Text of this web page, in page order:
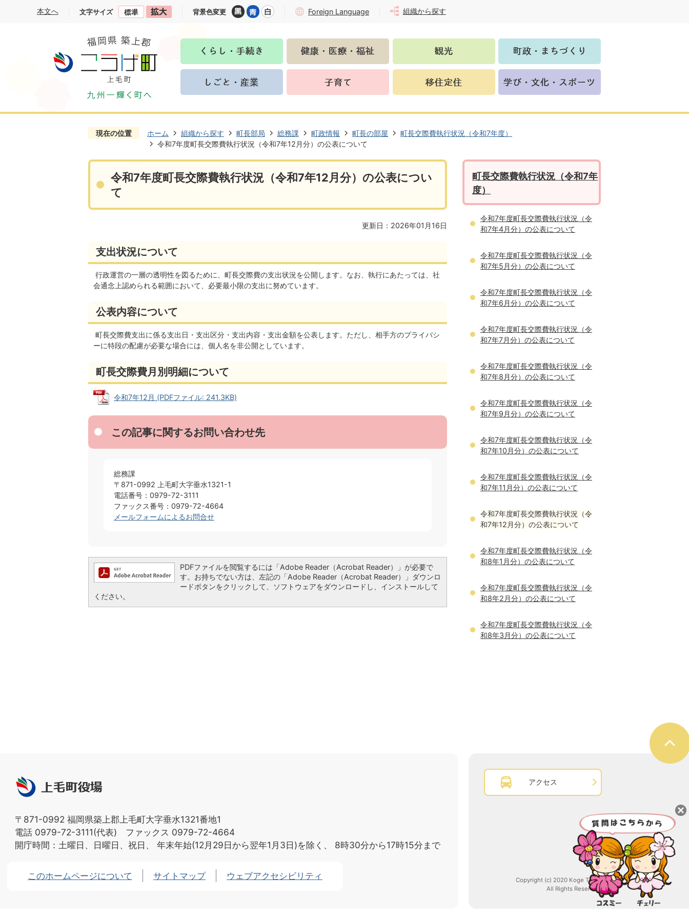
本文へ 文字サイズ 背景色変更 Foreign Language 組織から探す
現在の位置 ホーム 組織から探す 町長部局 総務課 町政情報 町長の部屋
町長交際費執行状況（令和7年度）
令和7年度町長交際費執行状況（令和7年12月分）の公表について
令和7年度町長交際費執行状況（令和7年12月分）の公表につい
て
更新日：2026年01月16日
支出状況について
行政運営の一層の透明性を図るために、町長交際費の支出状況を公開します。なお、執行にあたっては、社
会通念上認められる範囲において、必要最小限の支出に努めています。
公表内容について
町長交際費支出に係る支出日・支出区分・支出内容・支出金額を公表します。ただし、相手方のプライバシ
ーに特段の配慮が必要な場合には、個人名を非公開としています。
町長交際費月別明細について
令和7年12月 (PDFファイル: 241.3KB)
この記事に関するお問い合わせ先
総務課
〒871-0992 上毛町大字垂水1321-1
電話番号：0979-72-3111
ファックス番号：0979-72-4664
メールフォームによるお問合せ
PDFファイルを閲覧するには「Adobe Reader（Acrobat Reader）」が必要で
す。お持ちでない方は、左記の「Adobe Reader（Acrobat Reader）」ダウンロ
ードボタンをクリックして、ソフトウェアをダウンロードし、インストールして
ください。
町長交際費執行状況（令和7年
度）
令和7年度町長交際費執行状況（令
和7年4月分）の公表について
令和7年度町長交際費執行状況（令
和7年5月分）の公表について
令和7年度町長交際費執行状況（令
和7年6月分）の公表について
令和7年度町長交際費執行状況（令
和7年7月分）の公表について
令和7年度町長交際費執行状況（令
和7年8月分）の公表について
令和7年度町長交際費執行状況（令
和7年9月分）の公表について
令和7年度町長交際費執行状況（令
和7年10月分）の公表について
令和7年度町長交際費執行状況（令
和7年11月分）の公表について
令和7年度町長交際費執行状況（令
和7年12月分）の公表について
令和7年度町長交際費執行状況（令
和8年1月分）の公表について
令和7年度町長交際費執行状況（令
和8年2月分）の公表について
令和7年度町長交際費執行状況（令
和8年3月分）の公表について
上
毛
役
場
〒871-0992 福岡県築上郡上毛町大字垂水1321番地1
電話 0979-72-3111(代表) ファックス 0979-72-4664
開庁時間：土曜日、日曜日、祝日、
年末年始(12月29日から翌年1月3日)を除く、 8時30分から17時15分まで
このホームページについて サイトマップ ウェブアクセシビリティ
アクセス
Copyright (c) 2020 Koge Town.
All Rights Reserved.